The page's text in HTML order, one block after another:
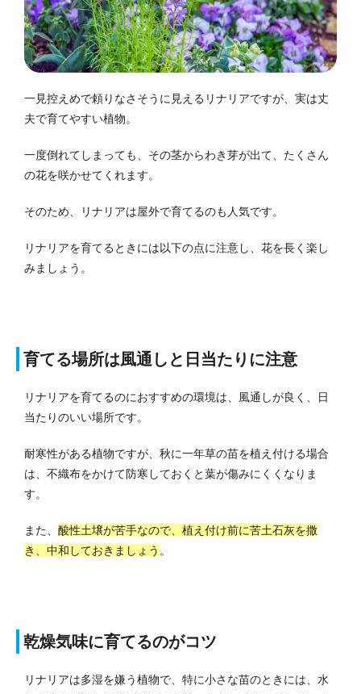
一見控えめで頼りなさそうに見えるリナリアですが、実は丈
夫で育てやすい植物。
一度倒れてしまっても、その茎からわき芽が出て、たくさん
の花を咲かせてくれます。
そのため、リナリアは屋外で育てるのも人気です。
リナリアを育てるときには以下の点に注意し、花を長く楽し
みましょう。
育てる場所は風通しと日当たりに注意
リナリアを育てるのにおすすめの環境は、風通しが良く、日
当たりのいい場所です。
耐寒性がある植物ですが、秋に一年草の苗を植え付ける場合
は、不織布をかけて防寒しておくと葉が傷みにくくなりま
す。
また、 酸性土壌が苦手なので、植え付け前に苦土石灰を撒
き、中和しておきましょう 。
乾燥気味に育てるのがコツ
リナリアは多湿を嫌う植物で、特に小さな苗のときには、水